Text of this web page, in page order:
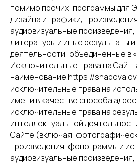
помимо прочих, программы для
дизайна и графики,
аудиовизуальные
литературы и иные результаты
деятельности, объединённые в
Исключительные права на Сайт,
наименование https://
исключительные права на
имени в качестве способа
исключительные права на
интеллектуальной
Сайте (включая,
произведения, фонограммы и
аудиовизуальные